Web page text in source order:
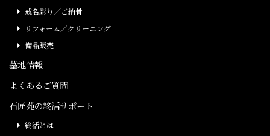
戒名彫り／ご納骨
リフォーム／クリーニング
備品販売
墓地情報
よくあるご質問
石匠苑の終活サポート
終活とは